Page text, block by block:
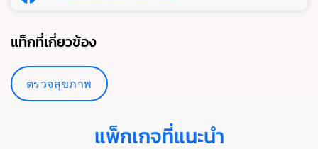
แท็กที่เกี่ยวข้อง
ตรวจสุขภาพ
แพ็กเกจที่แนะนำ